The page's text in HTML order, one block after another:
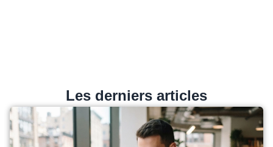
Les derniers articles